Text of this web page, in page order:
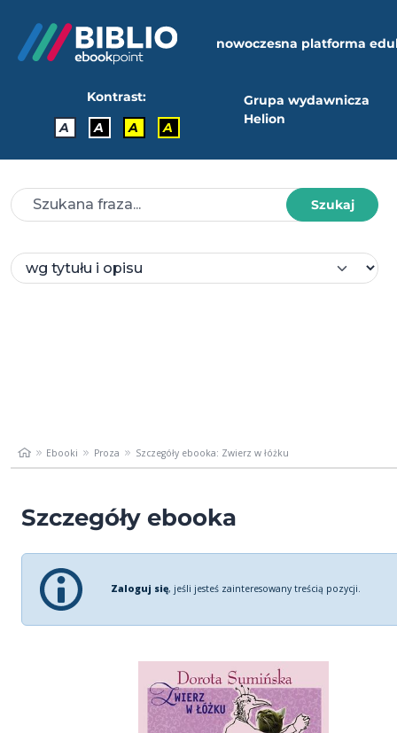
nowoczesna platforma
Kontrast:
A
A A A
Grupa wydawnicza
Helion
Szukaj
Ebooki Proza Szczegóły ebooka: Zwierz w łóżku
Szczegóły ebooka
Zaloguj się, jeśli jesteś zainteresowany treścią pozycji.